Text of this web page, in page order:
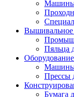
Машины
Вышивальное
Пяльца
Машины
Прессы
Бумага